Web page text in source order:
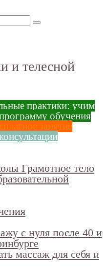
и телесной
практики: учим
обучения
занятие
Грамотное тело
с нуля после 40 и
массаж для себя и